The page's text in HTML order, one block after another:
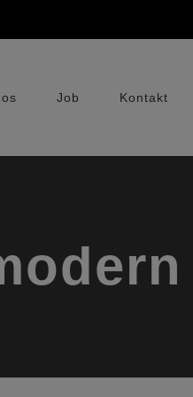
Job Kontakt